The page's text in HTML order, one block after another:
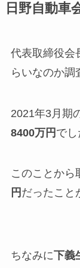
日野自動車
代表取締役会
らいなのか調
2021年3月期
8400万円 でし
このことから
円 だったこと
ちなみに下義